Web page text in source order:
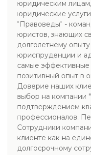
юридическим
юридические
"Правоведы" -
юристов, знающих
долголетнему
юриспруденции и
самые
позитивный опыт в
Доверие наших
выбор на компании
подтверждением
профессионалов.
Сотрудники
клиенте как на
долгосрочному